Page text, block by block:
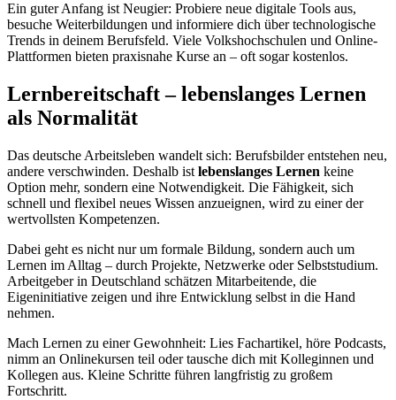
Ein guter Anfang ist Neugier: Probiere neue digitale Tools aus,
besuche Weiterbildungen und informiere dich über technologische
Trends in deinem Berufsfeld. Viele Volkshochschulen und Online-
Plattformen bieten praxisnahe Kurse an – oft sogar kostenlos.
Lernbereitschaft – lebenslanges Lernen
als Normalität
Das deutsche Arbeitsleben wandelt sich: Berufsbilder entstehen neu,
andere verschwinden. Deshalb ist lebenslanges Lernen keine
Option mehr, sondern eine Notwendigkeit. Die Fähigkeit, sich
schnell und flexibel neues Wissen anzueignen, wird zu einer der
wertvollsten Kompetenzen.
Dabei geht es nicht nur um formale Bildung, sondern auch um
Lernen im Alltag – durch Projekte, Netzwerke oder Selbststudium.
Arbeitgeber in Deutschland schätzen Mitarbeitende, die
Eigeninitiative zeigen und ihre Entwicklung selbst in die Hand
nehmen.
Mach Lernen zu einer Gewohnheit: Lies Fachartikel, höre Podcasts,
nimm an Onlinekursen teil oder tausche dich mit Kolleginnen und
Kollegen aus. Kleine Schritte führen langfristig zu großem
Fortschritt.